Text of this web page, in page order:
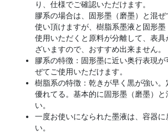
り、仕様でご確認いただけます。
膠系の場合は、固形墨（磨墨）と混
使い頂けますが、樹脂系墨液と固形
使用いただくと原料が分離して、表
ざいますので、おすすめ出来ません。
膠系の特徴：固形墨に近い奥行表現
ぜてご使用いただけます。
樹脂系の特徴：乾きが早く黒が強い
優れてる。基本的に固形墨（磨墨）と
い。
一度お使いになられた墨液は、容器に
い。